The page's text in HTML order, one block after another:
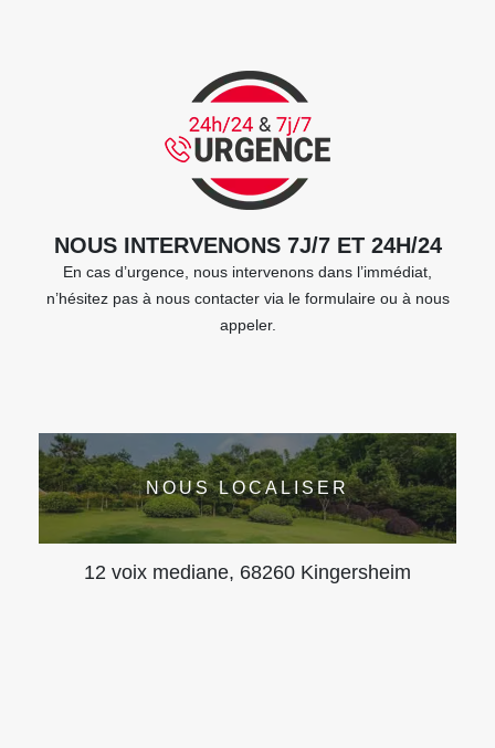
NOUS INTERVENONS 7J/7 ET 24H/24
En cas d’urgence, nous intervenons dans l’immédiat,
n’hésitez pas à nous contacter via le formulaire ou à nous
appeler.
NOUS LOCALISER
12 voix mediane, 68260 Kingersheim